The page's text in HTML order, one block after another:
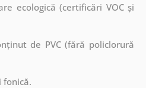
ecologică (certificări VOC și
de PVC (fără policlorură
fonică.